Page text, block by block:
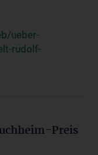
ueber-
rudolf-
Preis